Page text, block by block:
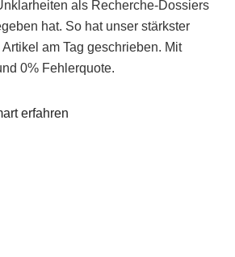
als Recherche-Dossiers
hat. So hat unser stärkster
am Tag geschrieben. Mit
0% Fehlerquote.
erfahren